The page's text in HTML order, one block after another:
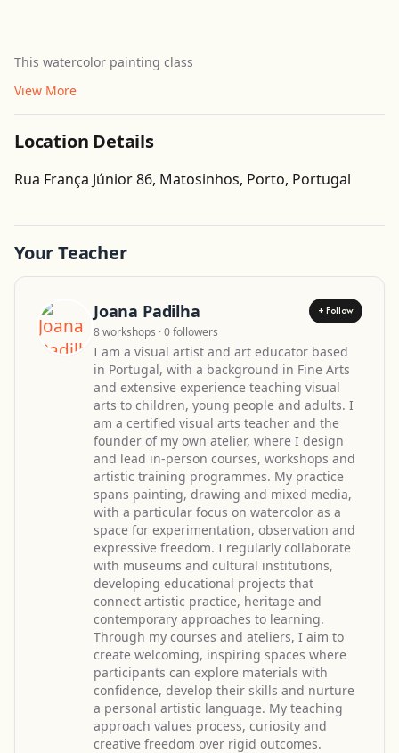
This watercolor painting class
View More
Location Details
Rua França Júnior 86, Matosinhos, Porto, Portugal
Get Directions
Your Teacher
Joana Padilha + Follow
8 workshops · 0 followers
I am a visual artist and art educator based
in Portugal, with a background in Fine Arts
and extensive experience teaching visual
arts to children, young people and adults. I
am a certified visual arts teacher and the
founder of my own atelier, where I design
and lead in-person courses, workshops and
artistic training programmes. My practice
spans painting, drawing and mixed media,
with a particular focus on watercolor as a
space for experimentation, observation and
expressive freedom. I regularly collaborate
with museums and cultural institutions,
developing educational projects that
connect artistic practice, heritage and
contemporary approaches to learning.
Through my courses and ateliers, I aim to
create welcoming, inspiring spaces where
participants can explore materials with
confidence, develop their skills and nurture
a personal artistic language. My teaching
approach values process, curiosity and
creative freedom over rigid outcomes.